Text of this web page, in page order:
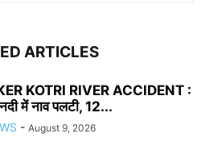
ARTICLES
KOTRI RIVER ACCIDENT :
में नाव पलटी, 12...
- August 9, 2026